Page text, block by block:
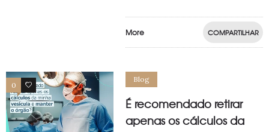
More COMPARTILHAR
0 1
Blog
É recomendado retirar
apenas os cálculos da